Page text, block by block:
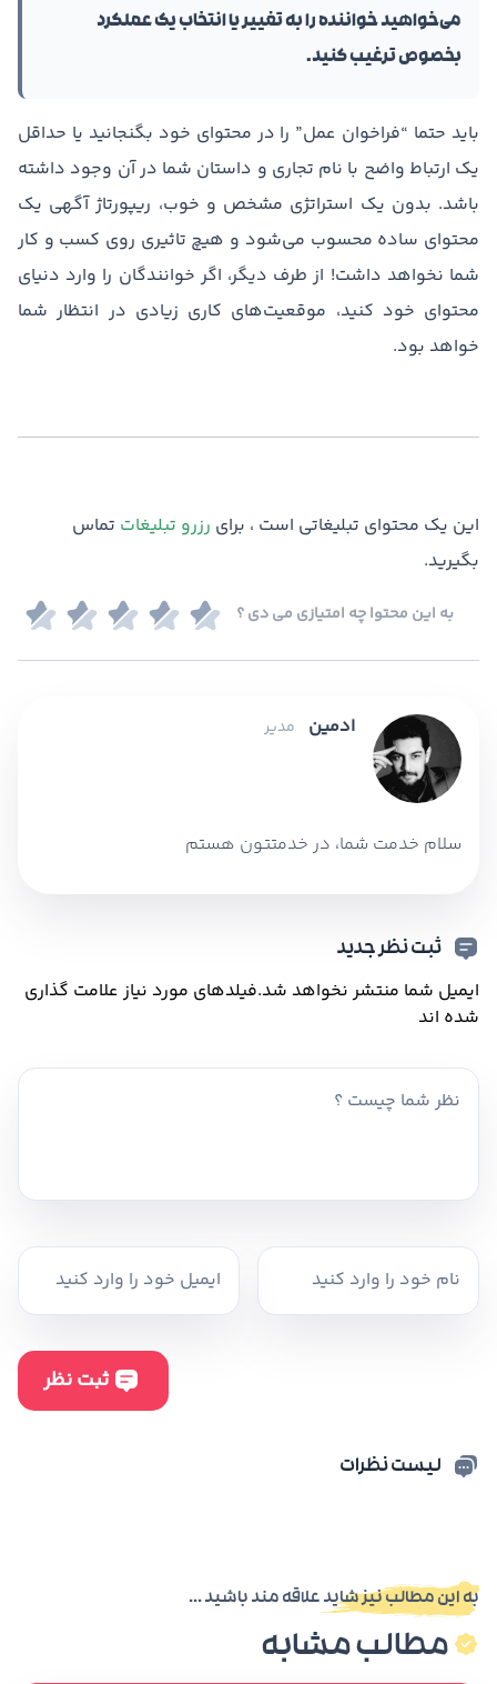
می‌خواهید خواننده را به تغییر یا انتخاب یک عملکرد
بخصوص ترغیب کنید.
باید حتما “فراخوان عمل” را در محتوای خود بگنجانید یا حداقل
یک ارتباط واضح با نام تجاری و داستان شما در آن وجود داشته
باشد. بدون یک استراتژی مشخص و خوب، ریپورتاژ آگهی یک
محتوای ساده محسوب می‌شود و هیچ تاثیری روی کسب و کار
شما نخواهد داشت! از طرف دیگر، اگر خوانندگان را وارد دنیای
محتوای خود کنید، موقعیت‌های کاری زیادی در انتظار شما
خواهد بود.
این یک محتوای تبلیغاتی است ، برای رزرو تبلیغات تماس
بگیرید.
به این محتوا چه امتیازی می دی ؟
ادمین مدیر
سلام خدمت شما، در خدمتتون هستم
ثبت نظر جدید
ایمیل شما منتشر نخواهد شد.فیلدهای مورد نیاز علامت گذاری
شده اند
لیست نظرات
به این مطالب نیز شاید علاقه مند باشید ...
مطالب مشابه